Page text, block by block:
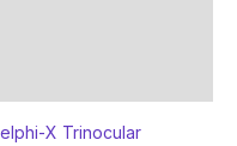
X Trinocular